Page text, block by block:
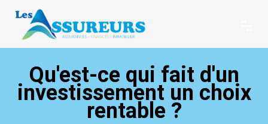
Qu'est-ce qui fait d'un
investissement un choix
rentable ?